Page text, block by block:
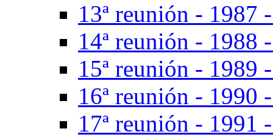
13ª reunión - 1987
14ª reunión - 1988
15ª reunión -
16ª reunión - 1990
17ª reunión - 1991